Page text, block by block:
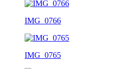
IMG_0766
IMG_0765